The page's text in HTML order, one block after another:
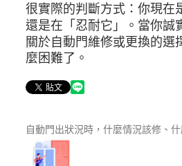
很實際的判斷方式：你現在
還是在「忍耐它」。當你誠
關於自動門維修或更換的選
麼困難了。
自動門出狀況時，什麼情況該修、